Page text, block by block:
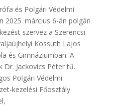
és Polgári Védelmi
2025. március 6-án polgári
szervez a Szerencsi
Kossuth Lajos
és Gimnáziumban. A
Jackovics Péter tű.
Polgári Védelmi
kezelési Főosztály